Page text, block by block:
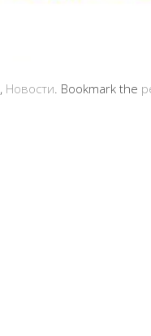
, Новости . Bookmark the